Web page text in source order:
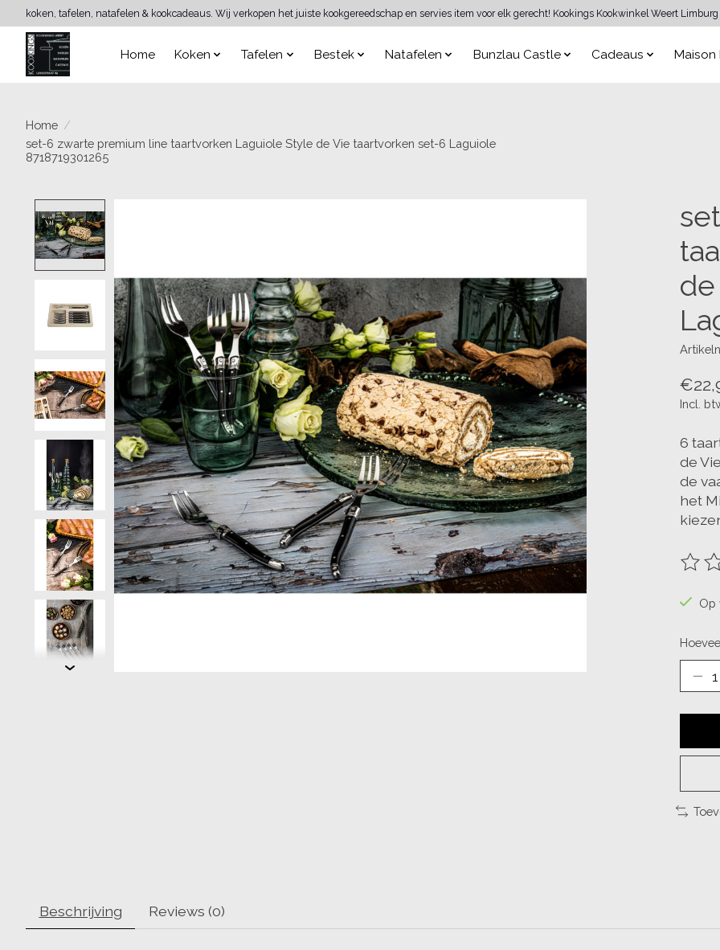
koken, tafelen, natafelen & kookcadeaus. Wij verkopen het juiste kookgereedschap en servies item voor elk gerecht! Kookings Kookwinkel Weert
Home Koken Tafelen Bestek Natafelen Bunzlau Castle Cadeaus Maison
Home /
set-6 zwarte premium line taartvorken Laguiole Style de Vie taartvorken set-6 Laguiole
8718719301265
Incl.
6
de
de
het
De
Op
Beschrijving Reviews (0)